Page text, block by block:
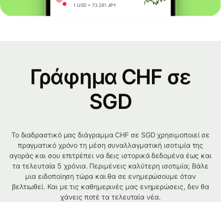
Γράφημα CHF σε
SGD
Το διαδραστικό μας διάγραμμα CHF σε SGD χρησιμοποιεί σε
πραγματικό χρόνο τη μέση συναλλαγματική ισοτιμία της
αγοράς και σου επιτρέπει να δεις ιστορικά δεδομένα έως και
τα τελευταία 5 χρόνια. Περιμένεις καλύτερη ισοτιμία; Βάλε
μια ειδοποίηση τώρα και θα σε ενημερώσουμε όταν
βελτιωθεί. Και με τις καθημερινές μας ενημερώσεις, δεν θα
χάνεις ποτέ τα τελευταία νέα.